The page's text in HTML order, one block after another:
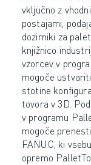
vključno z
postajami,
dozirniki za
knjižnico
vzorcev v
mogoče
stotine
tovora v 3D.
v programu
mogoče
FANUC, ki
opremo